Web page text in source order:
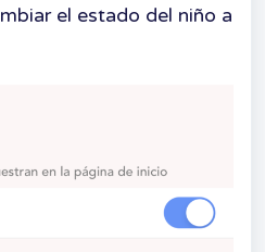
el estado del niño a